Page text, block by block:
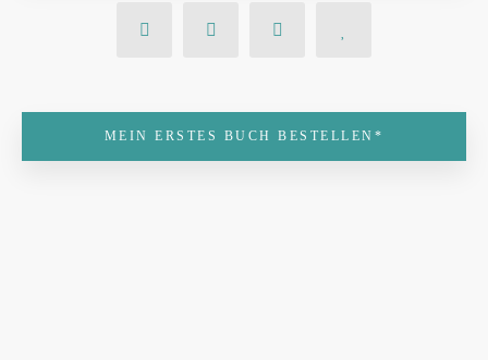
MEIN ERSTES BUCH BESTELLEN*